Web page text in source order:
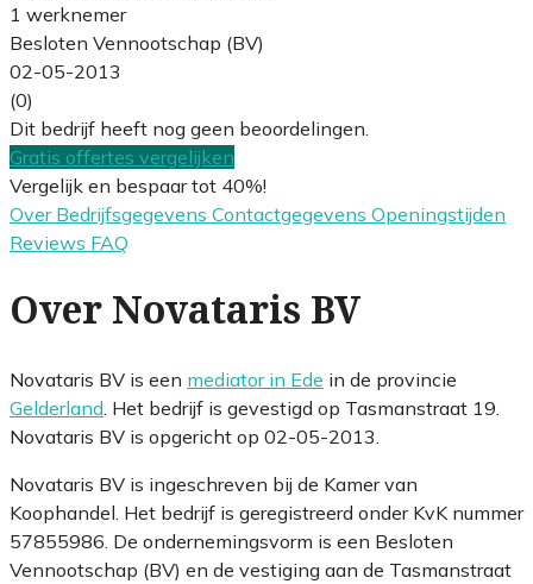
1 werknemer
Besloten Vennootschap (BV)
02-05-2013
(0)
Dit bedrijf heeft nog geen beoordelingen.
Gratis offertes vergelijken
Vergelijk en bespaar tot 40%!
Over Bedrijfsgegevens Contactgegevens Openingstijden
Reviews FAQ
Over Novataris BV
Novataris BV is een mediator in Ede in de provincie
Gelderland . Het bedrijf is gevestigd op Tasmanstraat 19.
Novataris BV is opgericht op 02-05-2013.
Novataris BV is ingeschreven bij de Kamer van
Koophandel. Het bedrijf is geregistreerd onder KvK nummer
57855986. De ondernemingsvorm is een Besloten
Vennootschap (BV) en de vestiging aan de Tasmanstraat